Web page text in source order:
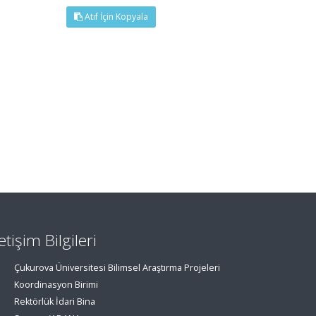
Atıf İçin Kopyala
Bilgileri
Çukurova Üniversitesi Bilimsel Araştırma Projeleri
Koordinasyon Birimi
Rektörlük İdari Bina